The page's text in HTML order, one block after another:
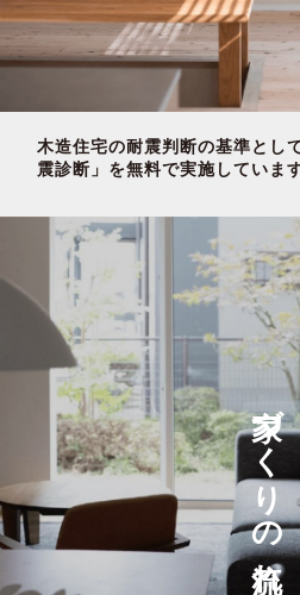
木造住宅の耐震判断の基準とし
震診断」を無料で実施しています
家づくりの流れ